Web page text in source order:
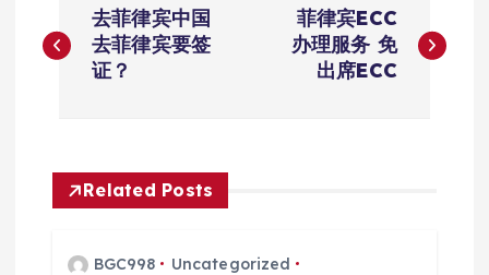
章
航
去菲律宾中国
去菲律宾要签
证？
菲律宾ECC
办理服务 免
出席ECC
Related Posts
BGC998
Uncategorized